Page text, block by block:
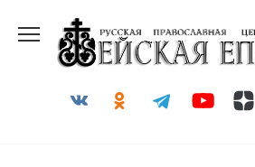
содержанию